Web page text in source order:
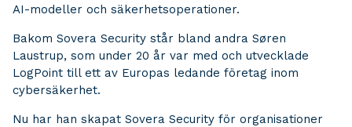
AI-modeller och säkerhetsoperationer.
Bakom Sovera Security står bland andra Søren
Laustrup, som under 20 år var med och utvecklade
LogPoint till ett av Europas ledande företag inom
cybersäkerhet.
Nu har han skapat Sovera Security för organisationer